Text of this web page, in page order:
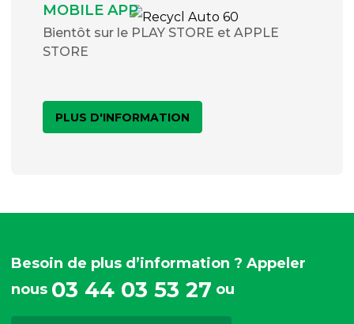
MOBILE APP
Bientôt sur le PLAY STORE et APPLE
STORE
PLUS D'INFORMATION
Besoin de plus d’information ? Appeler
nous 03 44 03 53 27 ou